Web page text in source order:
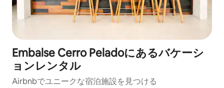
Embalse Cerro Peladoにあるバケーシ
ョンレンタル
Airbnbでユニークな宿泊施設を見つける